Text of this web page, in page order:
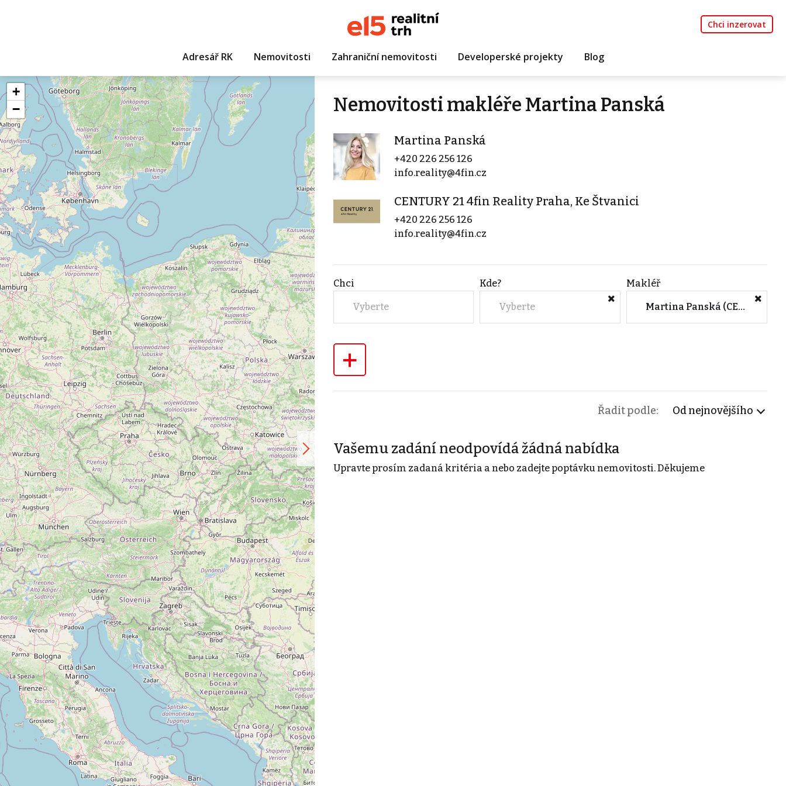
Chci inzerovat
Adresář RK Nemovitosti Zahraniční nemovitosti Developerské projekty Blog
+
−
Nemovitosti makléře Martina Panská
Martina Panská
+420 226 256 126
info.reality@4fin.cz
CENTURY 21 4fin Reality Praha, Ke Štvanici
+420 226 256 126
info.reality@4fin.cz
Chci
Vyberte
Kde?
Vyberte
Makléř
Martina Panská (CENTURY 21 4fin Reality Praha, Ke Štvanici)
+
Řadit podle: Od nejnovějšího
Vašemu zadání neodpovídá žádná nabídka
Upravte prosím zadaná kritéria a nebo zadejte poptávku nemovitosti. Děkujeme